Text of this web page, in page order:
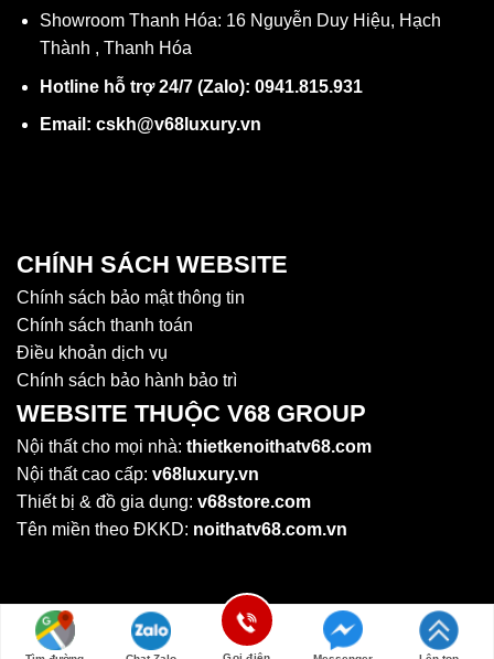
Showroom Thanh Hóa: 16 Nguyễn Duy Hiệu, Hạch
Thành , Thanh Hóa
Hotline hỗ trợ 24/7 (Zalo): 0941.815.931
Email: cskh@v68luxury.vn
CHÍNH SÁCH WEBSITE
Chính sách bảo mật thông tin
Chính sách thanh toán
Điều khoản dịch vụ
Chính sách bảo hành bảo trì
WEBSITE THUỘC V68 GROUP
Nội thất cho mọi nhà: thietkenoithatv68.com
Nội thất cao cấp: v68luxury.vn
Thiết bị & đồ gia dụng: v68store.com
Tên miền theo ĐKKD: noithatv68.com.vn